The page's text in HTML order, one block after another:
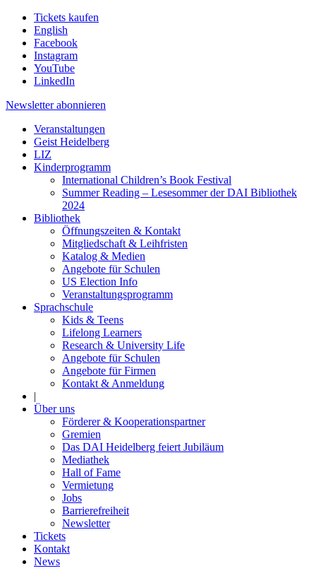
Tickets kaufen
English
Facebook
Instagram
YouTube
LinkedIn
Newsletter abonnieren
Veranstaltungen
Geist Heidelberg
LIZ
Kinderprogramm
International Children’s Book Festival
Summer Reading – Lesesommer der DAI Bibliothek
2024
Bibliothek
Öffnungszeiten & Kontakt
Mitgliedschaft & Leihfristen
Katalog & Medien
Angebote für Schulen
US Election Info
Veranstaltungsprogramm
Sprachschule
Kids & Teens
Lifelong Learners
Research & University Life
Angebote für Schulen
Angebote für Firmen
Kontakt & Anmeldung
|
Über uns
Förderer & Kooperationspartner
Gremien
Das DAI Heidelberg feiert Jubiläum
Mediathek
Hall of Fame
Vermietung
Jobs
Barrierefreiheit
Newsletter
Tickets
Kontakt
News